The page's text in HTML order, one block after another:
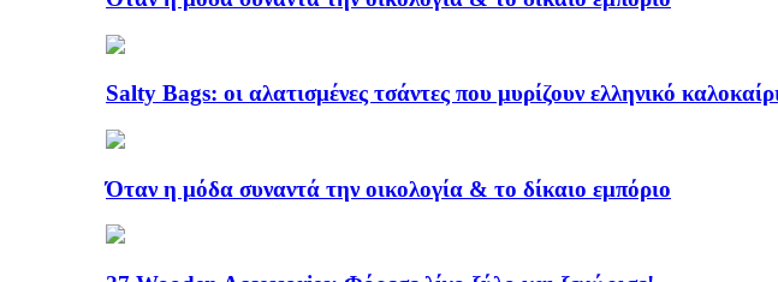
Salty Bags: οι αλατισμένες τσάντες που μυρίζουν ελληνικό
Όταν η μόδα συναντά την οικολογία & το δίκαιο εμπόριο